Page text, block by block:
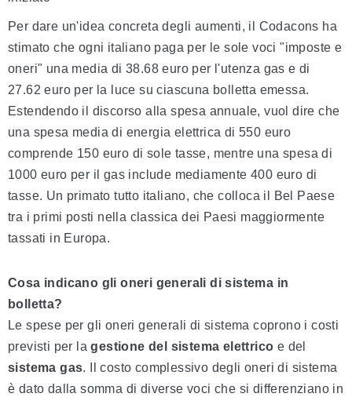
Per dare un'idea concreta degli aumenti, il Codacons ha
stimato che ogni italiano paga per le sole voci "imposte e
oneri" una media di 38.68 euro per l'utenza gas e di
27.62 euro per la luce su ciascuna bolletta emessa.
Estendendo il discorso alla spesa annuale, vuol dire che
una spesa media di energia elettrica di 550 euro
comprende 150 euro di sole tasse, mentre una spesa di
1000 euro per il gas include mediamente 400 euro di
tasse. Un primato tutto italiano, che colloca il Bel Paese
tra i primi posti nella classica dei Paesi maggiormente
tassati in Europa.
Cosa indicano gli oneri generali di sistema in
bolletta?
Le spese per gli oneri generali di sistema coprono i costi
previsti per lagestione del sistema elettrico e del
sistema gas. Il costo complessivo degli oneri di sistema
è dato dalla somma di diverse voci che si differenziano in